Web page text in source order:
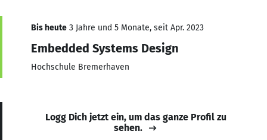
Bis heute 3 Jahre und 5 Monate, seit Apr. 2023
Embedded Systems Design
Hochschule Bremerhaven
Logg Dich jetzt ein, um das ganze Profil zu
sehen.